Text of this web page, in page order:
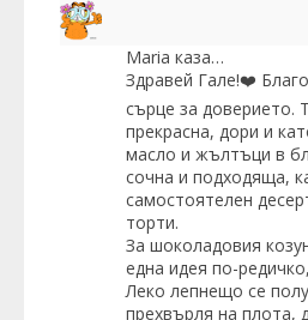
Maria каза…
Здравей Гале!❤️
сърце за доверието.
прекрасна, дори и
масло и жълтъци в
сочна и подходяща,
самостоятелен
торти.
За шоколадовия
една идея по-
Леко лепнещо се
прехвърля на плота,